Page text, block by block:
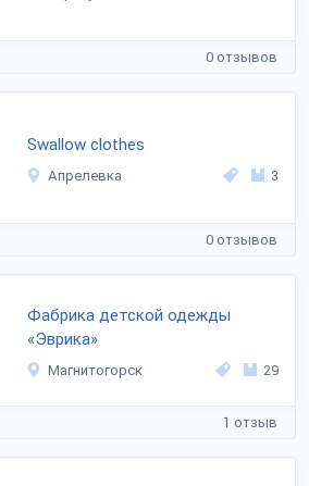
0 отзывов
Swallow clothes
Апрелевка 3
0 отзывов
Фабрика детской одежды
«Эврика»
Магнитогорск 29
1 отзыв